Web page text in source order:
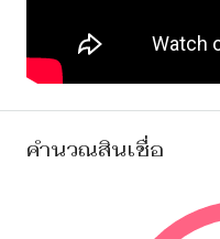
คำนวณสินเชื่อ